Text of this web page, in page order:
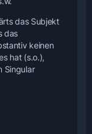
das Subjekt
das
keinen
hat (s.o.),
Singular